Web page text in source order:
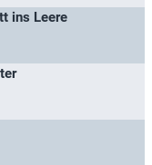
ins Leere